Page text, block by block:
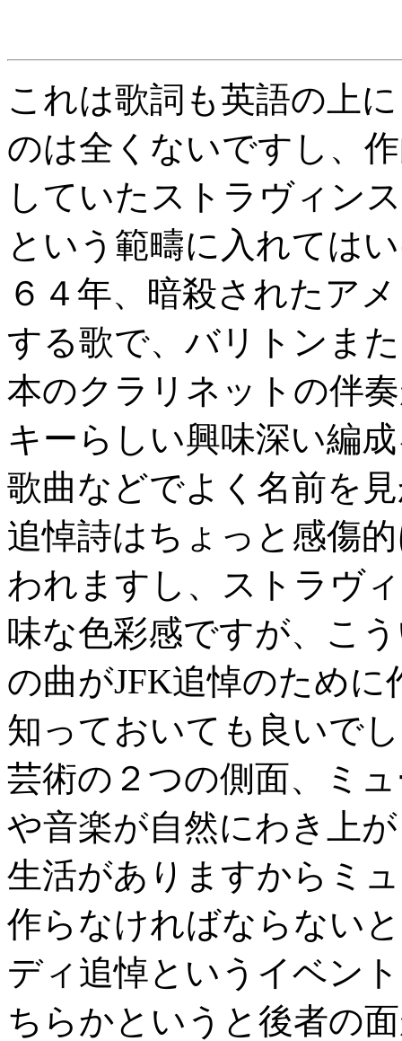
これは歌詞も英語の上
のは全くないですし、
していたストラヴィン
という範疇に入れては
６４年、暗殺されたア
する歌で、バリトンま
本のクラリネットの伴
キーらしい興味深い編
歌曲などでよく名前を
追悼詩はちょっと感傷
われますし、ストラヴ
味な色彩感ですが、こ
の曲がJFK追悼のため
知っておいても良いで
芸術の２つの側面、ミ
や音楽が自然にわき上
生活がありますからミ
作らなければならない
ディ追悼というイベン
ちらかというと後者の